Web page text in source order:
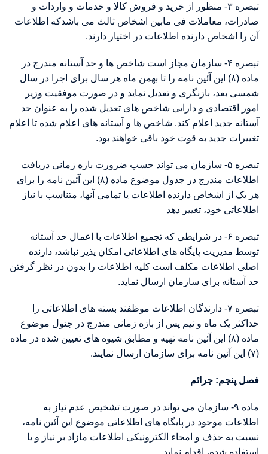
تبصره ۳- منظور از خرید و فروش کالا و خدمات و واردات و
صادرات، معاملات فی مابین اشخاص ثالث می باشدکه اطلاعات
آن را اشخاص دارنده اطلاعات در اختیار دارند.
تبصره ۴- سازمان مجاز است شاخص ها و حد آستانه مندرج در
ماده (۸) این آئین نامه را تا بهمن ماه هر سال برای اجرا در سال
شمسی بعد، بازنگری و تعدیل نماید و در صورت موفقیت وزیر
امور اقتصادی و دارایی شاخص های تعدیل شده را به عنوان حد
آستانه جدید اعلام کند. شاخص ها و آستانه های اعلام شده تا اعلام
تغییرات جدید به قوت خود باقی خواهند بود.
تبصره ۵- سازمان می تواند حسب ضرورت بازه زمانی دریافت
اطلاعات مندرج در جدول موضوع ماده (۸) این آئین نامه را برای
هر یک از اشخاص دارنده اطلاعات یا تمامی آنها، متناسب با نیاز
اطلاعاتی خود، تغییر دهد
تبصره ۶- در شرایطی که تجمیع اطلاعات با اعمال حد آستانه
توسط مدیریت پایگاه های اطلاعاتی امکان پذیر نباشد، دارنده
اصلی اطلاعات مکلف است کلیه اطلاعات را بدون در نظر گرفتن
حد آستانه برای سازمان ارسال نماید.
تبصره ۷- دارندگان اطلاعات موظفند بسته های اطلاعاتی را
حداکثر یک ماه و نیم پس از بازه زمانی مندرج در جئول موضوع
ماده (۸) این آئین نامه تهیه و مطابق شیوه های تعیین شده در ماده
(۷) این آئین نامه برای سازمان ارسال نمایند.
فصل پنجم: جرائم
ماده ۹- سازمان می تواند در صورت تشخیص عدم نیاز به
اطلاعات موجود در پایگاه های اطلاعاتی موضوع این آئین نامه،
نسبت به حذف و امحاء الکترونیکی اطلاعات مازاد بر نیاز و یا
استفاده شده، اقدام نماید.